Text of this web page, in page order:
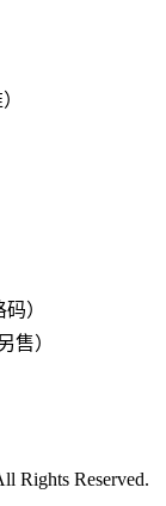
）
售）
Rights Reserved.